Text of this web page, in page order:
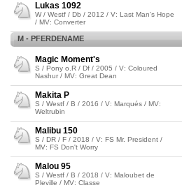
Lukas 1092
W / Westf / Db / 2012 / V: Last Man's Hope
/ MV: Converter
M - PFERDENAME
Magic Moment's
S / Pony o.R / Df / 2005 / V: Coloured
Nashur / MV: Great Dean
Makita P
S / Westf / B / 2016 / V: Marqués / MV:
Weltrubin
Malibu 150
S / DR / F / 2018 / V: FS Mr. President /
MV: FS Don't Worry
Malou 95
S / Westf / B / 2018 / V: Maloubet de
Pleville / MV: Classe